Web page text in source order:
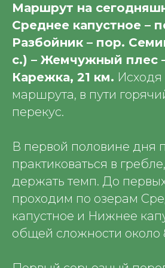
Маршрут на
Среднее капустное –
Разбойник – пор.
с.) – Жемчужный плес
Карежка, 21 км. Исходя
маршрута, в пути
перекус.
В первой половине дня
практиковаться в
держать темп. До
проходим по озерам
капустное и Нижнее
общей сложности около